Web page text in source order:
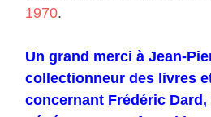
1970.
Un grand merci à Jean-
collectionneur des livres
concernant Frédéric Dard,